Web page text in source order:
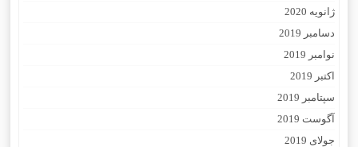
ژانویه 2020
دسامبر 2019
نوامبر 2019
اکتبر 2019
سپتامبر 2019
آگوست 2019
جولای 2019